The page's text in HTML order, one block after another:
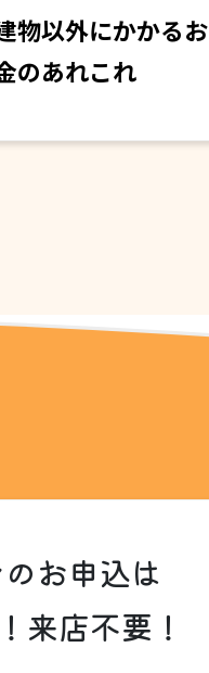
物以外にかかるお
のあれこれ
お申込は
来店不要！